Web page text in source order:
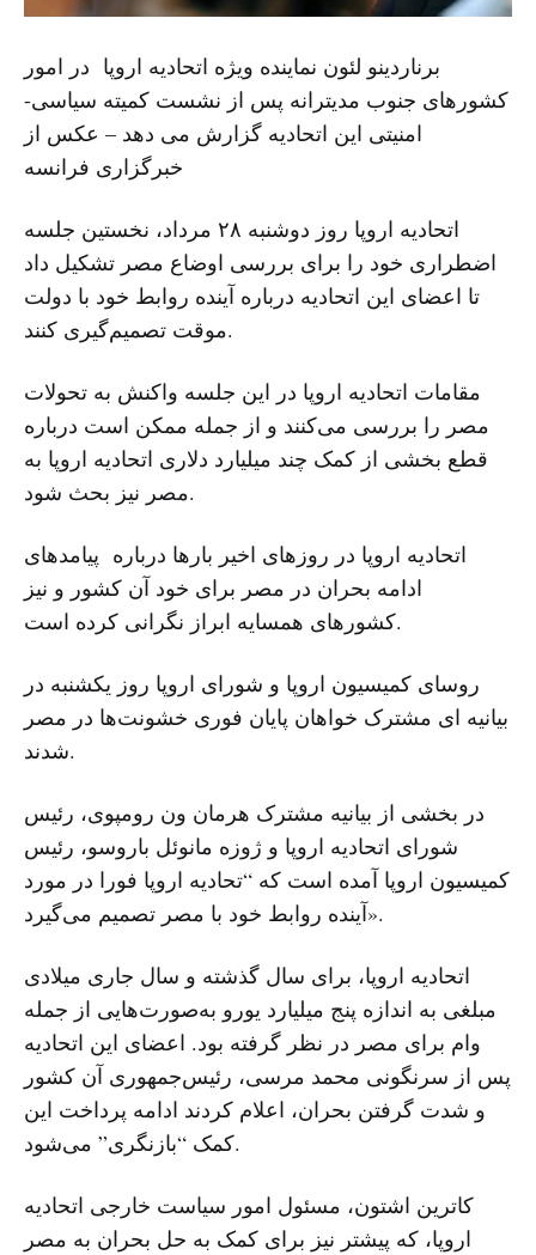
برناردینو لئون نماینده ویژه اتحادیه اروپا در امور
کشورهای جنوب مدیترانه پس از نشست کمیته سیاسی-
امنیتی این اتحادیه گزارش می دهد – عکس از
خبرگزاری فرانسه
اتحادیه اروپا روز دوشنبه ۲۸ مرداد، نخستین جلسه
اضطراری خود را برای بررسی اوضاع مصر تشکیل داد
تا اعضای این اتحادیه درباره آینده روابط خود با دولت
موقت تصمیم‌گیری کنند.
مقامات اتحادیه اروپا در این جلسه واکنش به تحولات
مصر را بررسی می‌کنند و از جمله ممکن است درباره
قطع بخشی از کمک چند میلیارد دلاری اتحادیه اروپا به
مصر نیز بحث شود.
اتحادیه اروپا در روزهای اخیر بارها درباره پیامدهای
ادامه بحران در مصر برای خود آن کشور و نیز
کشورهای همسایه ابراز نگرانی کرده است.
روسای کمیسیون اروپا و شورای اروپا روز یکشنبه در
بیانیه ای مشترک خواهان پایان فوری خشونت‌ها در مصر
شدند.
در بخشی از بیانیه مشترک هرمان ون رومپوی، رئیس
شورای اتحادیه اروپا و ژوزه مانوئل باروسو، رئیس
کمیسیون اروپا آمده است که “تحادیه اروپا فورا در مورد
آینده روابط خود با مصر تصمیم می‌گیرد».
اتحادیه اروپا، برای سال گذشته و سال جاری میلادی
مبلغی به اندازه پنج میلیارد یورو به‌صورت‌هایی از جمله
وام برای مصر در نظر گرفته بود. اعضای این اتحادیه
پس از سرنگونی محمد مرسی، رئیس‌جمهوری آن کشور
و شدت گرفتن بحران، اعلام کردند ادامه پرداخت این
کمک “بازنگری” می‌شود.
کاترین اشتون، مسئول امور سیاست خارجی اتحادیه
اروپا، که پیشتر نیز برای کمک به حل بحران به مصر